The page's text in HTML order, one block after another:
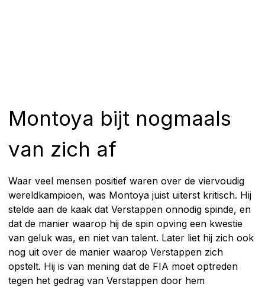
Montoya bijt nogmaals
van zich af
Waar veel mensen positief waren over de viervoudig
wereldkampioen, was Montoya juist uiterst kritisch. Hij
stelde aan de kaak dat Verstappen onnodig spinde, en
dat de manier waarop hij de spin opving een kwestie
van geluk was, en niet van talent. Later liet hij zich ook
nog uit over de manier waarop Verstappen zich
opstelt. Hij is van mening dat de FIA moet optreden
tegen het gedrag van Verstappen door hem